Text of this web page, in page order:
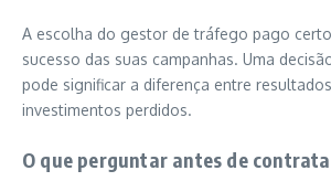
A escolha do gestor de tráfego pago
sucesso das suas campanhas. Uma
pode significar a diferença entre
investimentos perdidos.
O que perguntar antes de